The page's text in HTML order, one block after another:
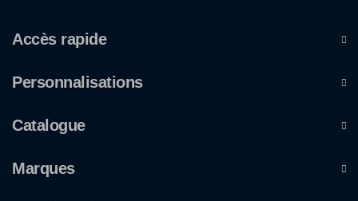
Accès rapide
Personnalisations
Catalogue
Marques